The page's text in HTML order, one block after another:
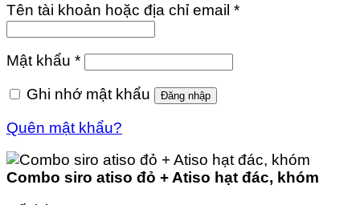
Tên tài khoản hoặc địa chỉ email *
Mật khẩu *
Ghi nhớ mật khẩu
Đăng nhập
Quên mật khẩu?
Combo siro atiso đỏ + Atiso hạt đác, khóm